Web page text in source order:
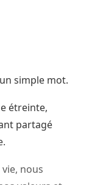
simple mot.
étreinte,
partagé
nous